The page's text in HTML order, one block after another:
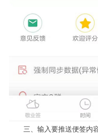
三、输入要推送便签内